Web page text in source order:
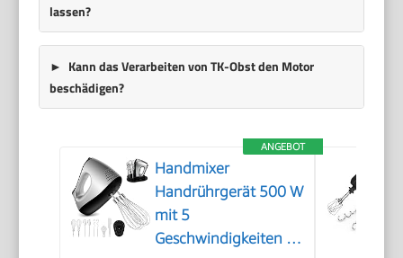
lassen?
Kann das Verarbeiten von TK-Obst den Motor
beschädigen?
ANGEBOT
Handmixer
Handrührgerät 500 W
mit 5
Geschwindigkeiten &